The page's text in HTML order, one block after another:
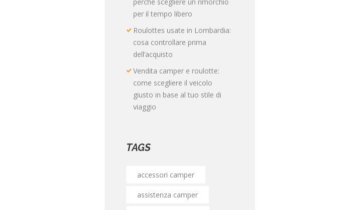
per il tempo libero
Roulottes usate in Lombardia:
cosa controllare prima
dell’acquisto
Vendita camper e roulotte:
come scegliere il veicolo
giusto in base al tuo stile di
viaggio
TAGS
accessori camper
assistenza camper